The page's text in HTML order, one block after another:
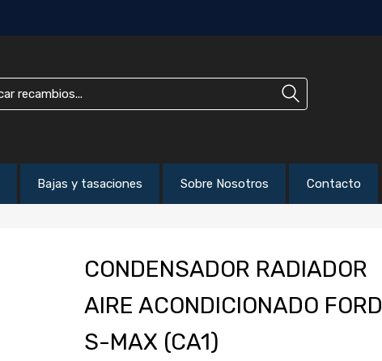
Bajas y tasaciones Sobre Nosotros Contacto
CONDENSADOR RADIADOR
AIRE ACONDICIONADO FORD
S-MAX (CA1)